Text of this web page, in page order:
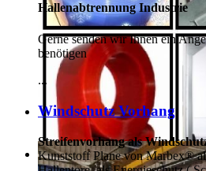
Hallenabtrennung Industrie
Gerne senden wir Ihnen ein
benötigen
...
Windschutz Vorhang
Streifenvorhang als
Kunststoff Plane von Marbex®